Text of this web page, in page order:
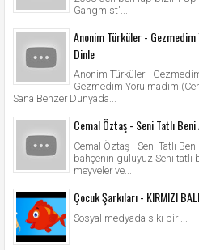
Gangmist'...
Anonim Türküler -
Dinle
Anonim Türküler -
Gezmedim Yorulmadım
Sana Benzer Dünyada...
Cemal Öztaş - Seni Tatlı
Cemal Öztaş - Seni Tatlı
bahçenin gülüyüz Seni tatlı
meyveler ve...
Çocuk Şarkıları - KIRMIZI
Sosyal medyada sıkı bir ...